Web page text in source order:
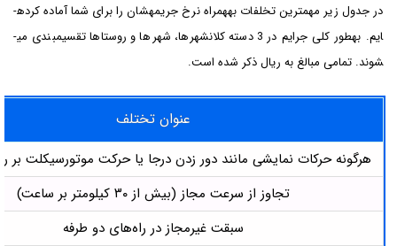
در جدول زیر مهم­ترین تخلفات به­همراه نرخ جریمه­شان را برای شما آماده کرده­
ایم. به­طور کلی جرایم در 3 دسته کلان­شهر­ها، شهر­ها و رو­ستا­ها تقسیم­بندی می­
شوند. تمامی مبالغ به ریال ذکر شده است.
عنوان تختلف
هرگونه حرکات نمایشی مانند دور زدن درجا یا حرکت موتورسیکلت
تجاوز از سرعت مجاز (بیش از ۳۰ کیلومتر بر ساعت)
سبقت غیرمجاز در راه‌های دو طرفه